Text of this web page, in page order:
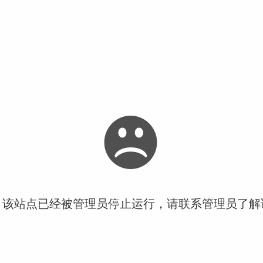
站点已经被管理员停止运行，请联系管理员了